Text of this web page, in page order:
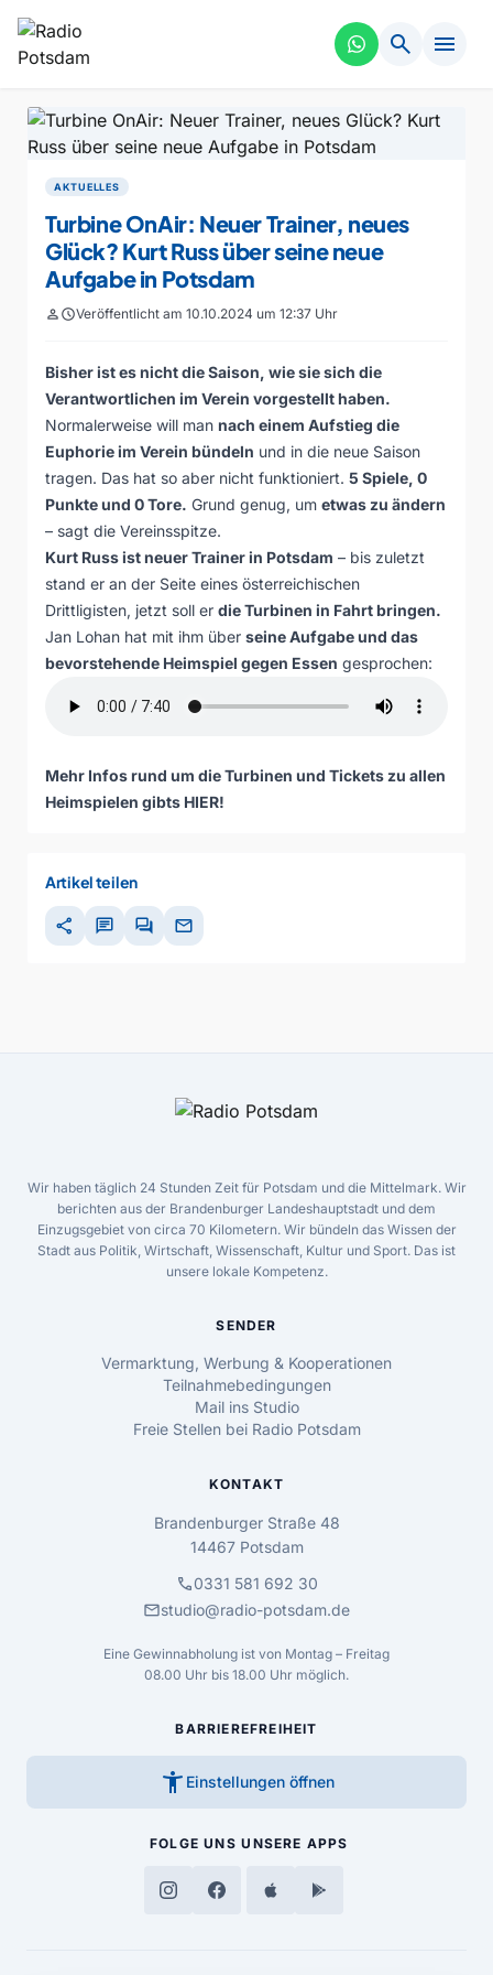
search menu
AKTUELLES
Turbine OnAir: Neuer Trainer, neues
Glück? Kurt Russ über seine neue
Aufgabe in Potsdam
personscheduleVeröffentlicht am 10.10.2024 um 12:37 Uhr
Bisher ist es nicht die Saison, wie sie sich die
Verantwortlichen im Verein vorgestellt haben.
Normalerweise will man nach einem Aufstieg die
Euphorie im Verein bündeln und in die neue Saison
tragen. Das hat so aber nicht funktioniert. 5 Spiele, 0
Punkte und 0 Tore. Grund genug, um etwas zu ändern
– sagt die Vereinsspitze.
Kurt Russ ist neuer Trainer in Potsdam – bis zuletzt
stand er an der Seite eines österreichischen
Drittligisten, jetzt soll er die Turbinen in Fahrt bringen.
Jan Lohan hat mit ihm über seine Aufgabe und das
bevorstehende Heimspiel gegen Essen gesprochen:
Mehr Infos rund um die Turbinen und Tickets zu allen
Heimspielen gibts HIER!
Artikel teilen
share chat forum mail
Wir haben täglich 24 Stunden Zeit für Potsdam und die Mittelmark. Wir
berichten aus der Brandenburger Landeshauptstadt und dem
Einzugsgebiet von circa 70 Kilometern. Wir bündeln das Wissen der
Stadt aus Politik, Wirtschaft, Wissenschaft, Kultur und Sport. Das ist
unsere lokale Kompetenz.
SENDER
Vermarktung, Werbung & Kooperationen
Teilnahmebedingungen
Mail ins Studio
Freie Stellen bei Radio Potsdam
KONTAKT
Brandenburger Straße 48
14467 Potsdam
call0331 581 692 30
mailstudio@radio-potsdam.de
Eine Gewinnabholung ist von Montag – Freitag
08.00 Uhr bis 18.00 Uhr möglich.
BARRIEREFREIHEIT
accessibility_new Einstellungen öffnen
FOLGE UNS UNSERE APPS